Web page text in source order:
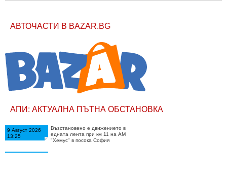
АВТОЧАСТИ В BAZAR.BG
АПИ: АКТУАЛНА ПЪТНА ОБСТАНОВКА
9 Август 2026
13:25
Възстановено е движението в
едната лента при км 11 на АМ
"Хемус" в посока София